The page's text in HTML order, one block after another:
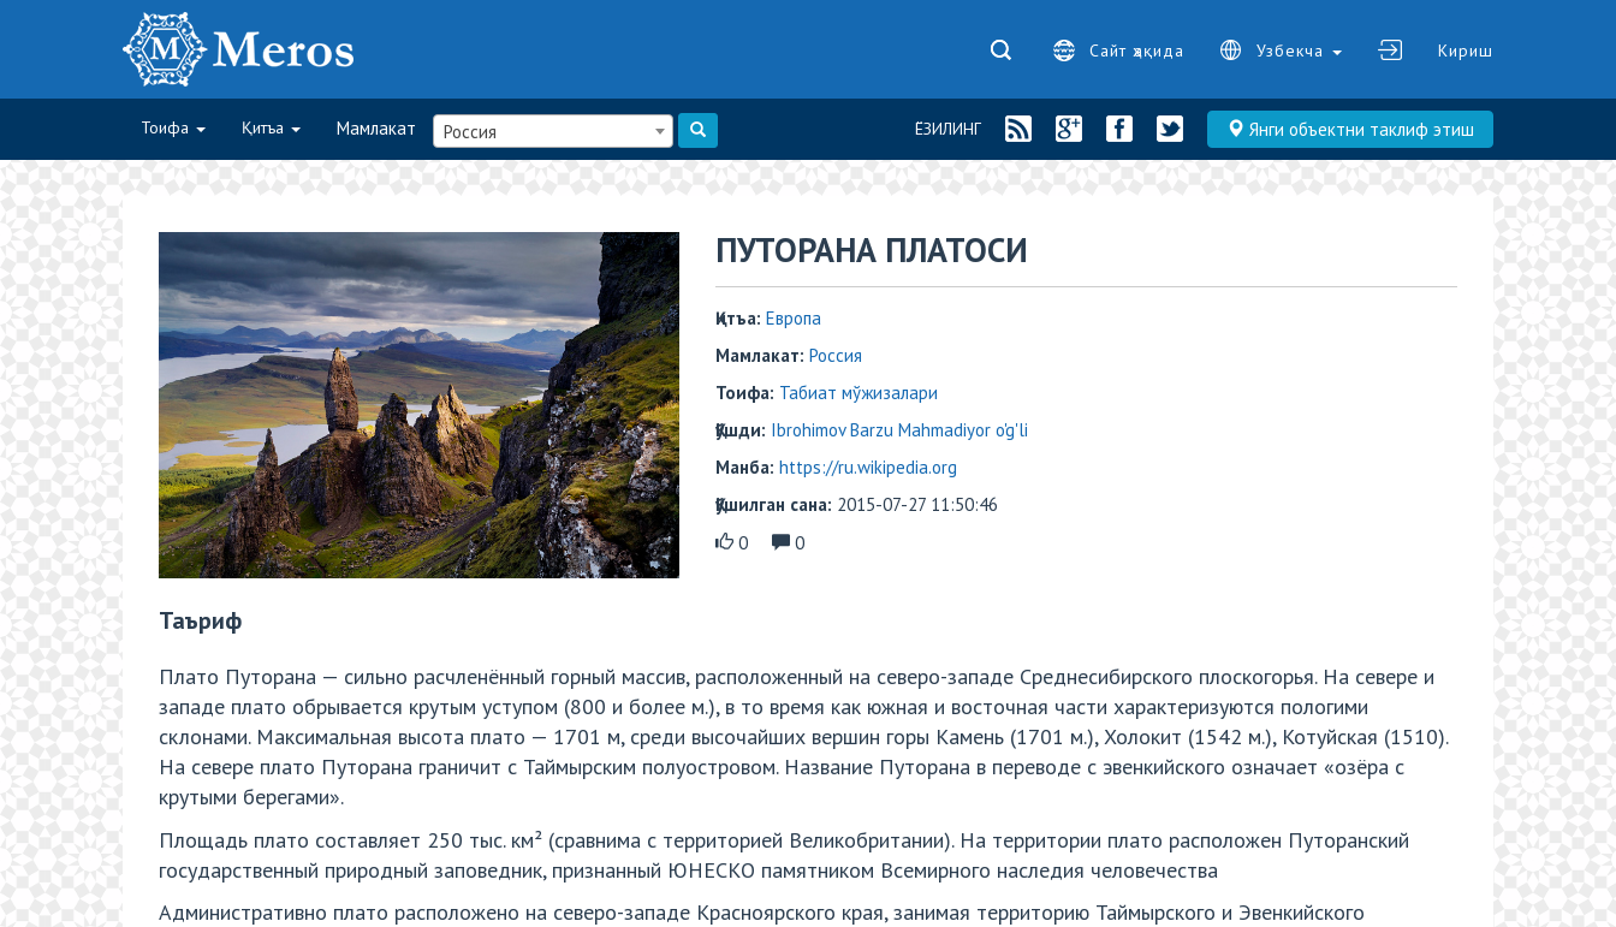
Сайт ҳақида Узбекча Кириш
Тоифа Қитъа Мамлакат Россия Янги объектни таклиф этиш
ЁЗИЛИНГ
ПУТОРАНА ПЛАТОСИ
Қитъа: Европа
Мамлакат: Россия
Тоифа: Табиат мўжизалари
Қўшди: Ibrohimov Barzu Mahmadiyor o'g'li
Манба: https://ru.wikipedia.org
Қўшилган сана: 2015-07-27 11:50:46
0
0
Таъриф
Плато Путорана — сильно расчленённый горный массив, расположенный на северо-западе Среднесибирского плоскогорья. На севере и
западе плато обрывается крутым уступом (800 и более м.), в то время как южная и восточная части характеризуются пологими
склонами. Максимальная высота плато — 1701 м, среди высочайших вершин горы Камень (1701 м.), Холокит (1542 м.), Котуйская (1510).
На севере плато Путорана граничит с Таймырским полуостровом. Название Путорана в переводе с эвенкийского означает «озёра с
крутыми берегами».
Площадь плато составляет 250 тыс. км² (сравнима с территорией Великобритании). На территории плато расположен Путоранский
государственный природный заповедник, признанный ЮНЕСКО памятником Всемирного наследия человечества
Административно плато расположено на северо-западе Красноярского края, занимая территорию Таймырского и Эвенкийского